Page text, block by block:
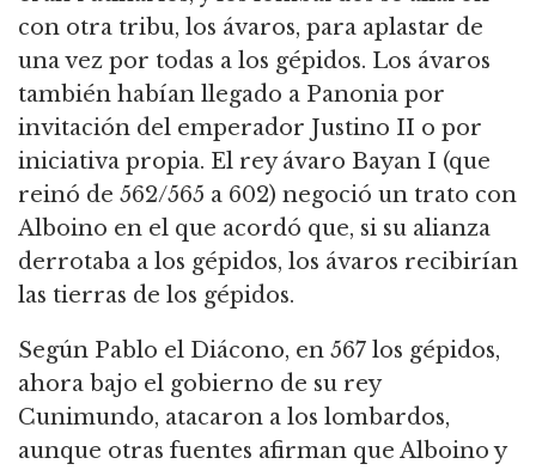
con otra tribu, los ávaros, para aplastar de
una vez por todas a los gépidos. Los ávaros
también habían llegado a Panonia por
invitación del emperador Justino II o por
iniciativa propia. El rey ávaro Bayan I (que
reinó de 562/565 a 602) negoció un trato con
Alboino en el que acordó que, si su alianza
derrotaba a los gépidos, los ávaros recibirían
las tierras de los gépidos.
Según Pablo el Diácono, en 567 los gépidos,
ahora bajo el gobierno de su rey
Cunimundo, atacaron a los lombardos,
aunque otras fuentes afirman que Alboino y